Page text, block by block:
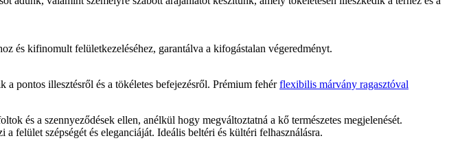
és kifinomult felületkezeléséhez, garantálva a kifogástalan végeredményt.
pontos illesztésről és a tökéletes befejezésről. Prémium fehérflexibilis márvány ragasztóval
és a szennyeződések ellen, anélkül hogy megváltoztatná a kő természetes megjelenését.
felület szépségét és eleganciáját. Ideális beltéri és kültéri felhasználásra.